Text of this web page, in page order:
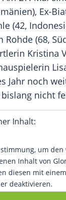
Ex-
(42,
Rohde (68,
Kristina
Jahr noch
nicht
Inhalt:
um den
Inhalt von
diesen mit
deaktivieren.